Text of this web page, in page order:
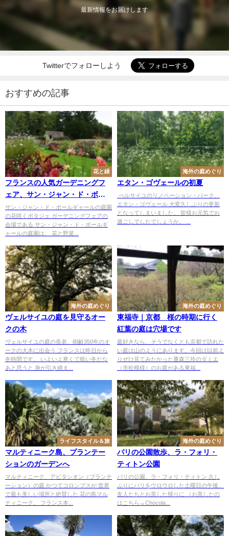
最新情報をお届けします
Twitterでフォローしよう
おすすめの記事
花と緑
フランスの人気ガーデニングフ
ェア、サン・ジャン・ド・ボー
ルギャール[3]
サン・ジャン・ド・ボールギャールの庭園
の花咲くポタジェ ガーデニングフェアの
会場である サン・ジャン・ド・ボールギ
ャールの庭園は、 花と野菜...
海外の庭めぐり
エタン・ゴヴェールの初夏
べルサイユのリノベーション・パーク、
エタン・ゴヴェール 大変久しぶりの更新
となってしまいました。 皆様お元気でお
過ごしでしたでしょうか。 ...
海外の庭めぐり
ヴェルサイユの庭を見守るオー
クの木
ヴェルサイユの庭の長老、樹齢350年のオ
ークの大木に出会う フランスは昨日から
冬時間です。 いよいよ寒くて暗い冬だな
あと思うと 身が引き締ま...
海外の庭めぐり
東福寺｜京都 桜の時期に行く
紅葉の庭は穴場です
庭好きなら、そうでなくとも京都で訪れた
い庭は山のようにあります。今回は以前よ
りぜひ見てみたかった重森三玲のダミエ
（市松模様）のお庭がある東福...
ライフスタイル＆旅
マルティニーク島、プランテー
ションのガーデンへ
マルティニーク、アビタシオン（プランテ
ーション）の庭 かつてコロンブスが 世界
で最も美しい場所と絶賛した 花の島マル
ティニーク。 フランス本...
海外の庭めぐり
パリの公園散歩、ラ・フォリ・
ティトン公園
パリの公園、ラ・フォリ・ティトン 久し
ぶりにパリをウロウロした土曜日の午後、
友人たちとお茶した帰りに （お茶したの
はこちら→Chocola...